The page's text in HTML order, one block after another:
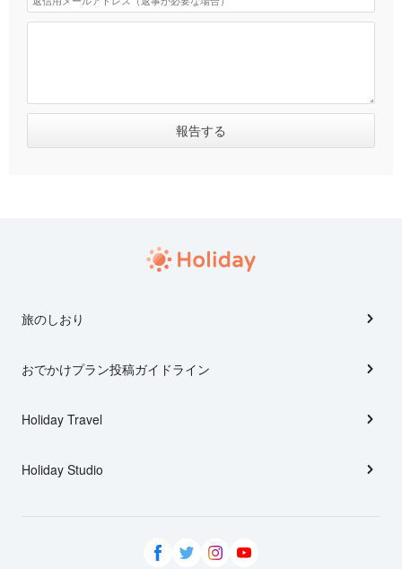
旅のしおり
おでかけプラン投稿ガイドライン
Holiday Travel
Holiday Studio